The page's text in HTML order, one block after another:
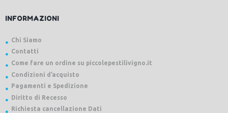
INFORMAZIONI
Chi Siamo
Contatti
Come fare un ordine su piccolepestilivigno.it
Condizioni d’acquisto
Pagamenti e Spedizione
Diritto di Recesso
Richiesta cancellazione Dati